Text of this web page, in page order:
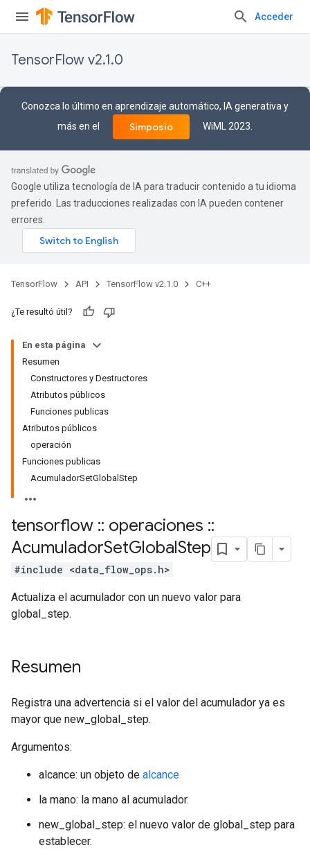
Acceder
TensorFlow v2.1.0
Conozca lo último en aprendizaje automático, IA generativa y
más en el
Simposio WiML 2023.
Google utiliza tecnología de IA para traducir contenido a tu idioma
preferido. Las traducciones realizadas con IA pueden contener
errores.
TensorFlow API TensorFlow v2.1.0 C++
¿Te resultó útil?
En esta página
Resumen
Constructores y Destructores
Atributos públicos
Funciones publicas
Atributos públicos
operación
Funciones publicas
AcumuladorSetGlobalStep
tensorflow :: operaciones ::
AcumuladorSetGlobalStep
#include <data_flow_ops.h>
Actualiza el acumulador con un nuevo valor para
global_step.
Resumen
Registra una advertencia si el valor del acumulador ya es
mayor que new_global_step.
Argumentos:
alcance: un objeto de alcance
la mano: la mano al acumulador.
new_global_step: el nuevo valor de global_step para
establecer.